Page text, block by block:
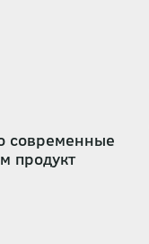
современные
продукт